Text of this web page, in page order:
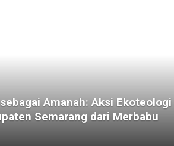
Amanah: Aksi Ekoteologi
Semarang dari Merbabu